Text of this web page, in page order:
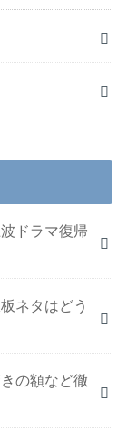
ドラマ復帰
ネタはどう
の額など徹